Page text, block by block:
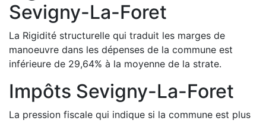
Sevigny-La-Foret
La Rigidité structurelle qui traduit les marges de
manoeuvre dans les dépenses de la commune est
inférieure de 29,64% à la moyenne de la strate.
Impôts Sevigny-La-Foret
La pression fiscale qui indique si la commune est plus